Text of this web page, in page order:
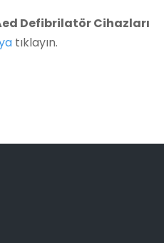
Defibrilatör Cihazları
tıklayın.